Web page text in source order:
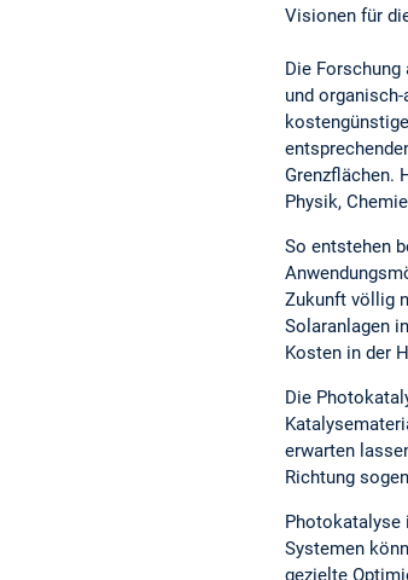
Visionen für
Die
und
Grenzflächen.
Physik,
So entstehen
Zukunft völlig
Solaranlagen
Kosten in der
Die
erwarten
Richtung
Photokatalyse
Systemen
gezielte